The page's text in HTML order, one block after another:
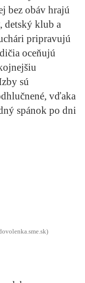
bez obáv hrajú
detský klub a
pripravujú
oceňujú
sú
vďaka
spánok po dni